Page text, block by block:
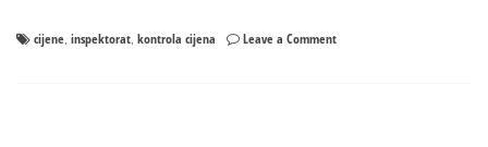
cijene, inspektorat, kontrola cijena Leave a Commenton